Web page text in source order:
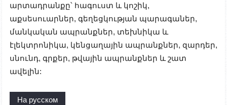
արտադրանքը՝ հագուստ և կոշիկ,
աքսեսուարներ, գեղեցկության պարագաներ,
մանկական ապրանքներ, տեխնիկա և
էլեկտրոնիկա, կենցաղային ապրանքներ, զարդեր,
սնունդ, գրքեր, թվային ապրանքներ և շատ
ավելին:
На русском